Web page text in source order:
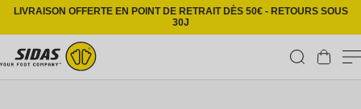
Ignorer et passer au contenu
LIVRAISON OFFERTE EN POINT DE RETRAIT DÈS 50€ - RETOURS SOUS
30J
Panier